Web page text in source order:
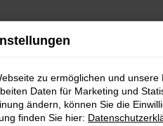
zu ermöglichen und unsere
Daten für Marketing und
ändern, können Sie die
finden Sie hier: